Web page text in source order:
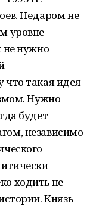
Недаром не
уровне
не нужно
такая идея
Нужно
будет
независимо
ходить не
Князь